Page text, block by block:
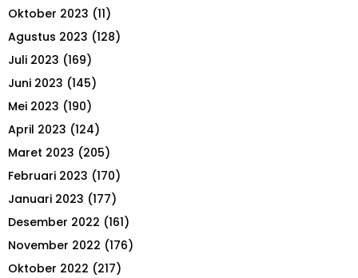
Oktober 2023 (11)
Agustus 2023 (128)
Juli 2023 (169)
Juni 2023 (145)
Mei 2023 (190)
April 2023 (124)
Maret 2023 (205)
Februari 2023 (170)
Januari 2023 (177)
Desember 2022 (161)
November 2022 (176)
Oktober 2022 (217)